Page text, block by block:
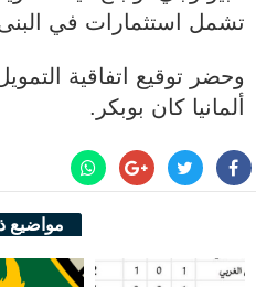
تشمل استثمارات في البنى
وحضر توقيع اتفاقية
ألمانيا كان بوبكر.
مواضيع